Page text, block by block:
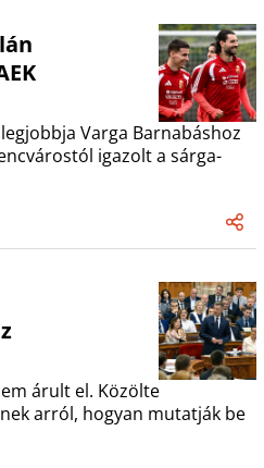
Varga Barnabáshoz
igazolt a sárga-
árult el. Közölte
arról, hogyan mutatják be